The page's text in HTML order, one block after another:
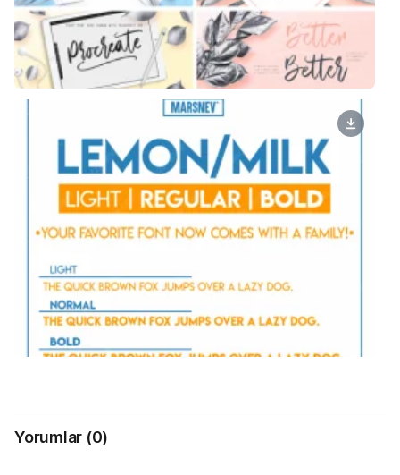
Yorumlar (0)